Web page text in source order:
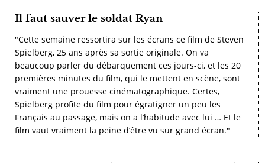
Il faut sauver le soldat Ryan
"Cette semaine ressortira sur les écrans ce film de Steven
Spielberg, 25 ans après sa sortie originale. On va
beaucoup parler du débarquement ces jours-ci, et les 20
premières minutes du film, qui le mettent en scène, sont
vraiment une prouesse cinématographique. Certes,
Spielberg profite du film pour égratigner un peu les
Français au passage, mais on a l’habitude avec lui … Et le
film vaut vraiment la peine d’être vu sur grand écran."